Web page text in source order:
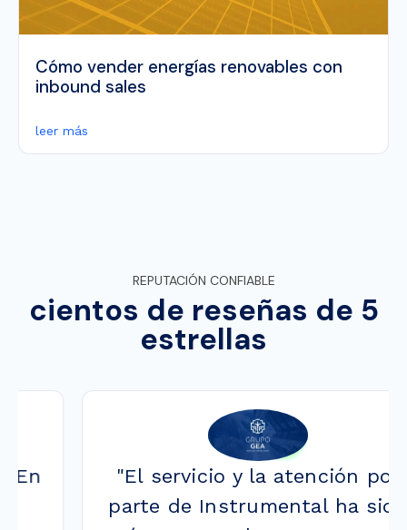
Cómo vender energías renovables con
inbound sales
leer más
REPUTACIÓN CONFIABLE
cientos de reseñas de 5
estrellas
"El servicio y la atención por
parte de Instrumental ha sido